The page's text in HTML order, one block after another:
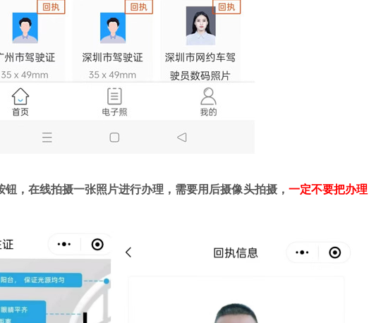
钮，在线拍摄一张照片进行办理，需要用后摄像头拍摄， 一定不要把办理